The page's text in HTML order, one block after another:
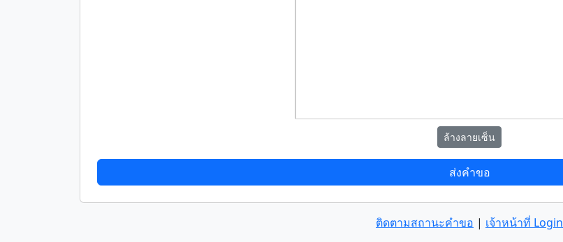
ล้างลายเซ็น
ส่งคำขอ
ติดตามสถานะคำขอ | เจ้าหน้าที่ Login